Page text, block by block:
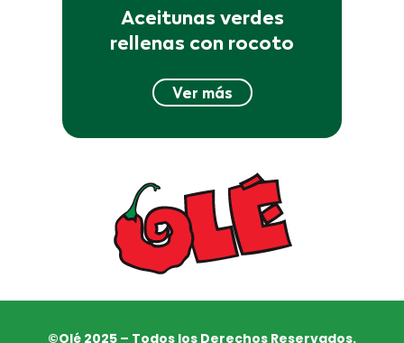
Aceitunas verdes
rellenas con rocoto
Ver más
©Olé 2025 – Todos los Derechos Reservados.